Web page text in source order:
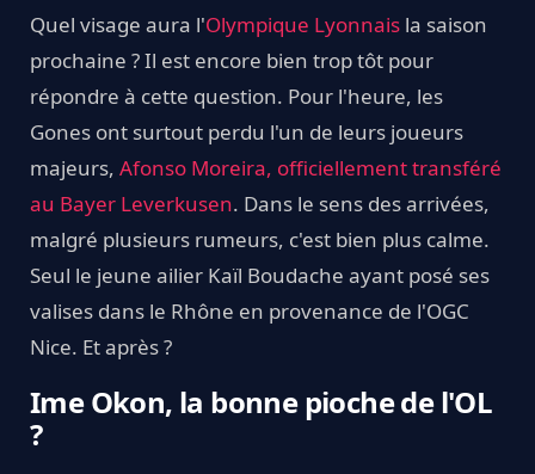
Quel visage aura l'Olympique Lyonnais la saison
prochaine ? Il est encore bien trop tôt pour
répondre à cette question. Pour l'heure, les
Gones ont surtout perdu l'un de leurs joueurs
majeurs, Afonso Moreira, officiellement transféré
au Bayer Leverkusen. Dans le sens des arrivées,
malgré plusieurs rumeurs, c'est bien plus calme.
Seul le jeune ailier Kaïl Boudache ayant posé ses
valises dans le Rhône en provenance de l'OGC
Nice. Et après ?
Ime Okon, la bonne pioche de l'OL
?